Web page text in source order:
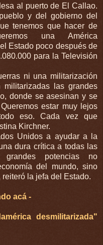
al puerto de El Callao.
y del gobierno del
tenemos que hacer de
una América
Estado poco después de
para la Televisión
ni una militarización
las grandes
donde se asesinan y se
estar muy lejos
eso. Cada vez que
Kirchner.
Unidos a ayudar a la
dura crítica a todas las
grandes potencias no
del mundo, sino
la jefa del Estado.
acá -
desmilitarizada"